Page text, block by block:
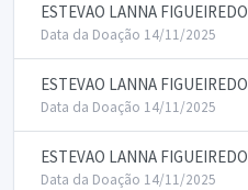
ESTEVAO LANNA FIGUEIREDO
Data da Doação 14/11/2025
ESTEVAO LANNA FIGUEIREDO
Data da Doação 14/11/2025
ESTEVAO LANNA FIGUEIREDO
Data da Doação 14/11/2025